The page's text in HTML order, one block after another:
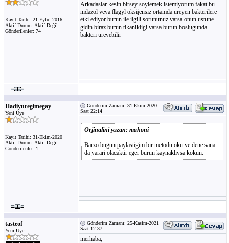
Kayıt Tarihi: 21-Eylül-2016
Aktif Durum: Aktif Değil
Gönderilenler: 74
Arkadaslar kesin birsey soylemek istemiyorum fakat bu
nidazol veya flagyl oksijensiz ortamda ureyen bakterilere
etki ediyor burun ile ilgili sorununuz varsa onun ustune
gidin biraz burun tikanikligi varsa burun boslugunda
bakteri ureyebilir
Hadiyuregimegay
Yeni Üye
Kayıt Tarihi: 31-Ekim-2020
Aktif Durum: Aktif Değil
Gönderilenler: 1
Gönderim Zamanı: 31-Ekim-2020
Saat 22:14
Orjinalini yazan: mahoni
Barzo bugun paylastigim bir metodu oku ve dene sana
da yarari olacaktir eger burun kaynakliysa kokun.
tasteof
Yeni Üye
Gönderim Zamanı: 25-Kasim-2021
Saat 12:37
merhaba,